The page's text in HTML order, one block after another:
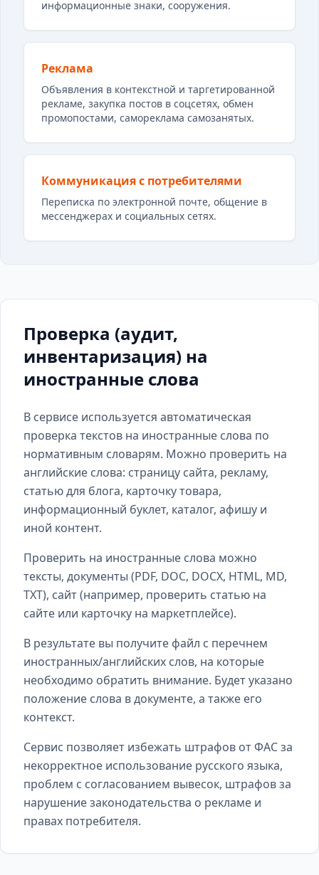
информационные знаки, сооружения.
Реклама
Объявления в контекстной и таргетированной
рекламе, закупка постов в соцсетях, обмен
промопостами, самореклама самозанятых.
Коммуникация с потребителями
Переписка по электронной почте, общение в
мессенджерах и социальных сетях.
Проверка (аудит,
инвентаризация) на
иностранные слова
В сервисе используется автоматическая
проверка текстов на иностранные слова по
нормативным словарям. Можно проверить на
английские слова: страницу сайта, рекламу,
статью для блога, карточку товара,
информационный буклет, каталог, афишу и
иной контент.
Проверить на иностранные слова можно
тексты, документы (PDF, DOC, DOCX, HTML, MD,
TXT), сайт (например, проверить статью на
сайте или карточку на маркетплейсе).
В результате вы получите файл с перечнем
иностранных/английских слов, на которые
необходимо обратить внимание. Будет указано
положение слова в документе, а также его
контекст.
Сервис позволяет избежать штрафов от ФАС за
некорректное использование русского языка,
проблем с согласованием вывесок, штрафов за
нарушение законодательства о рекламе и
правах потребителя.